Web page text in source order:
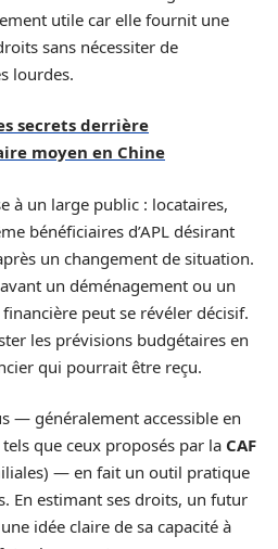
utile car elle fournit une
sans nécessiter de
lourdes.
secrets derrière
moyen en Chine
à un large public : locataires,
bénéficiaires d’APL désirant
un changement de situation.
un déménagement ou un
peut se révéler décisif.
les prévisions budgétaires en
qui pourrait être reçu.
— généralement accessible en
que ceux proposés par la CAF
— en fait un outil pratique
En estimant ses droits, un futur
idée claire de sa capacité à